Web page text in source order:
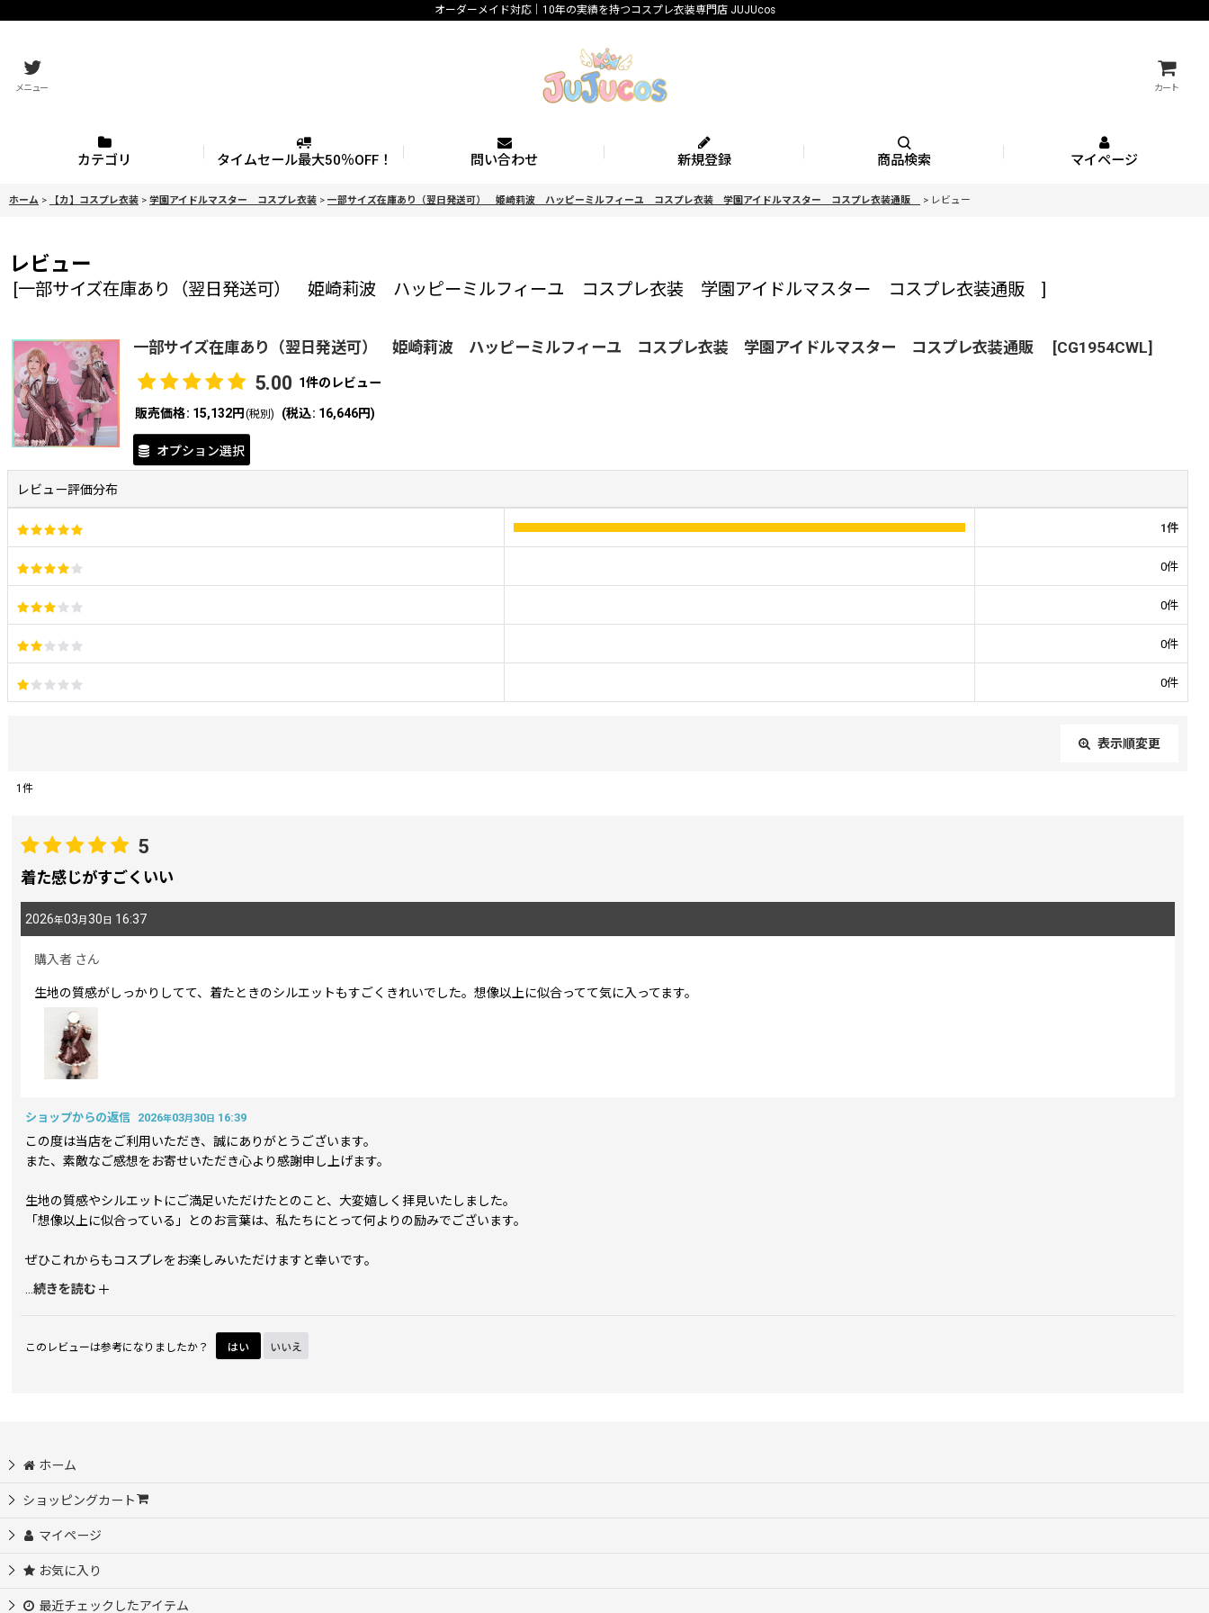
オーダーメイド対応｜10年の実績を持つコスプレ衣装専門店 JUJUcos
メニュー カート
カテゴリ タイムセール最大50％OFF！ 問い合わせ 新規登録 商品検索 マイページ
ホーム > 【カ】コスプレ衣装 > 学園アイドルマスター コスプレ衣装 > 一部サイズ在庫あり（翌日発送可） 姫崎莉波 ハッピーミルフィーユ コスプレ衣装 学園アイドルマスター コスプレ衣装通販 > レビュー
レビュー
[一部サイズ在庫あり（翌日発送可） 姫崎莉波 ハッピーミルフィーユ コスプレ衣装 学園アイドルマスター コスプレ衣装通販 ]
一部サイズ在庫あり（翌日発送可） 姫崎莉波 ハッピーミルフィーユ コスプレ衣装 学園アイドルマスター コスプレ衣装通販 [CG1954CWL]
5.00 1件のレビュー
販売価格: 15,132円 (税別) (税込: 16,646円)
オプション選択
レビュー評価分布
1件
0件
0件
0件
0件
表示順変更
期間:
画像:
星の数 :
並び順:
1 件
5
着た感じがすごくいい
2026年03月30日 16:37
購入者 さん
生地の質感がしっかりしてて、着たときのシルエットもすごくきれいでした。想像以上に似合ってて気に入ってます。
ショップからの返信 2026年03月 30 日 16:39
この度は当店をご利用いただき、誠にありがとうございます。
また、素敵なご感想をお寄せいただき心より感謝申し上げます。
生地の質感やシルエットにご満足いただけたとのこと、大変嬉しく拝見いたしました。
「想像以上に似合っている」とのお言葉は、私たちにとって何よりの励みでございます。
ぜひこれからもコスプレをお楽しみいただけますと幸いです。
今後もご満足いただける商品をお届けできるよう努めてまいりますので、またのご利用を心よりお待ちしております
続きを読む
このレビューは参考になりましたか？ はい いいえ
ホーム
ショッピングカート
マイページ
お気に入り
最近チェックしたアイテム